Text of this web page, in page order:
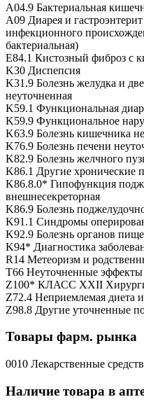
A04.9 Бактериальная
A09 Диарея и
инфекционного
бактериальная)
E84.1 Кистозный фиброз с
K30 Диспепсия
K31.9 Болезнь желудка и
неуточненная
K59.1 Функциональная
K59.9 Функциональное
K63.9 Болезнь кишечника
K76.9 Болезнь печени
K82.9 Болезнь желчного
K86.1 Другие хронические
K86.8.0* Гипофункция
внешнесекреторная
K86.9 Болезнь
K91.1 Синдромы
K92.9 Болезнь органов
K94* Диагностика
R14 Метеоризм и
T66 Неуточненные эффекты
Z100* КЛАСС XXII
Z72.4 Неприемлемая диета
Z98.8 Другие уточненные
Товары фарм. рынка
0010 Лекарственные
Наличие товара в